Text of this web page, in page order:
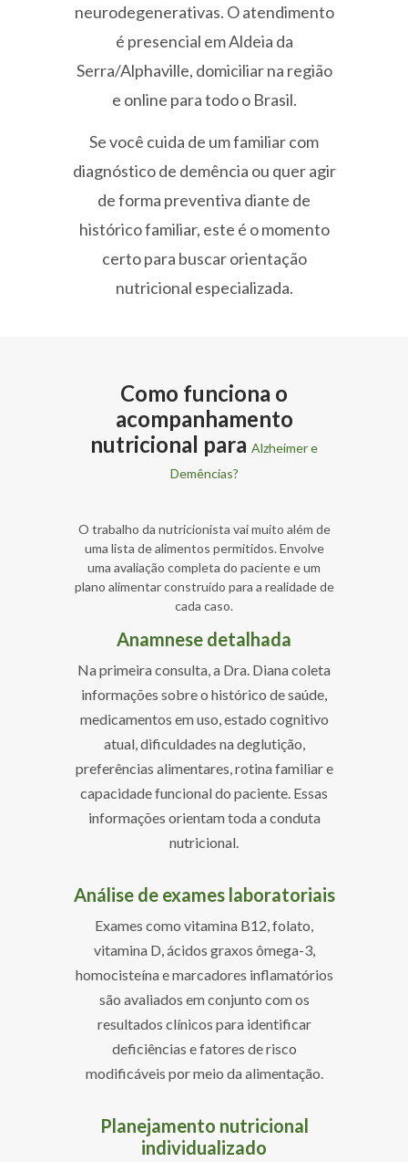
neurodegenerativas. O atendimento
é presencial em Aldeia da
Serra/Alphaville, domiciliar na região
e online para todo o Brasil.
Se você cuida de um familiar com
diagnóstico de demência ou quer agir
de forma preventiva diante de
histórico familiar, este é o momento
certo para buscar orientação
nutricional especializada.
Como funciona o
acompanhamento
nutricional para Alzheimer e
Demências?
O trabalho da nutricionista vai muito além de
uma lista de alimentos permitidos. Envolve
uma avaliação completa do paciente e um
plano alimentar construído para a realidade de
cada caso.
Anamnese detalhada
Na primeira consulta, a Dra. Diana coleta
informações sobre o histórico de saúde,
medicamentos em uso, estado cognitivo
atual, dificuldades na deglutição,
preferências alimentares, rotina familiar e
capacidade funcional do paciente. Essas
informações orientam toda a conduta
nutricional.
Análise de exames laboratoriais
Exames como vitamina B12, folato,
vitamina D, ácidos graxos ômega-3,
homocisteína e marcadores inflamatórios
são avaliados em conjunto com os
resultados clínicos para identificar
deficiências e fatores de risco
modificáveis por meio da alimentação.
Planejamento nutricional
individualizado